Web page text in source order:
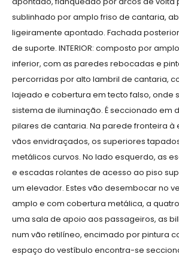
sublinhado por amplo friso de cantaria,
ligeiramente apontado. Fachada
de suporte. INTERIOR: composto por
inferior, com as paredes rebocadas e
percorridas por alto lambril de cantaria,
lajeado e cobertura em tecto falso, onde
sistema de iluminação. É seccionado em
pilares de cantaria. Na parede fronteira à
vãos envidraçados, os superiores
metálicos curvos. No lado esquerdo, as
e escadas rolantes de acesso ao piso
um elevador. Estes vão desembocar no
amplo e com cobertura metálica, a
uma sala de apoio aos passageiros, as
num vão retilíneo, encimado por pintura
espaço do vestíbulo encontra-se